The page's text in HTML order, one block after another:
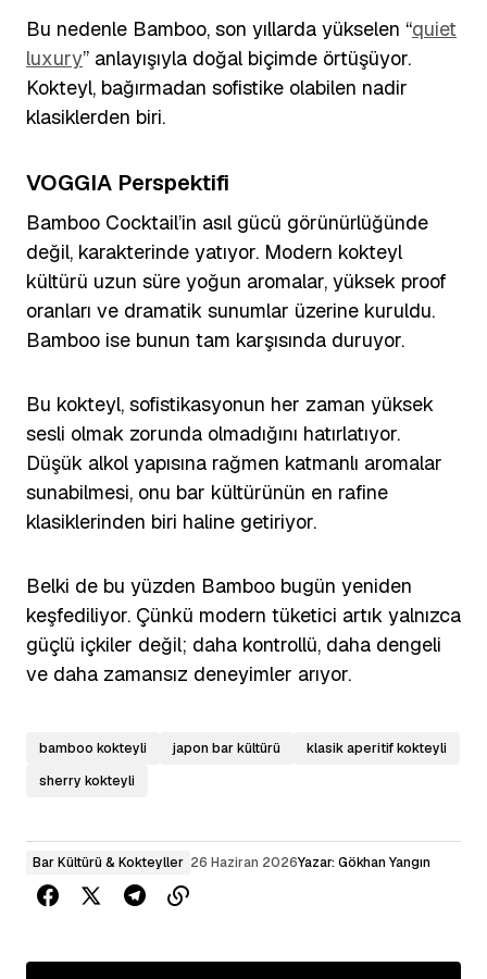
Bu nedenle Bamboo, son yıllarda yükselen “quiet
luxury” anlayışıyla doğal biçimde örtüşüyor.
Kokteyl, bağırmadan sofistike olabilen nadir
klasiklerden biri.
VOGGIA Perspektifi
Bamboo Cocktail’in asıl gücü görünürlüğünde
değil, karakterinde yatıyor. Modern kokteyl
kültürü uzun süre yoğun aromalar, yüksek proof
oranları ve dramatik sunumlar üzerine kuruldu.
Bamboo ise bunun tam karşısında duruyor.
Bu kokteyl, sofistikasyonun her zaman yüksek
sesli olmak zorunda olmadığını hatırlatıyor.
Düşük alkol yapısına rağmen katmanlı aromalar
sunabilmesi, onu bar kültürünün en rafine
klasiklerinden biri haline getiriyor.
Belki de bu yüzden Bamboo bugün yeniden
keşfediliyor. Çünkü modern tüketici artık yalnızca
güçlü içkiler değil; daha kontrollü, daha dengeli
ve daha zamansız deneyimler arıyor.
bamboo kokteyli japon bar kültürü
klasik aperitif kokteyli
sherry kokteyli
Bar Kültürü & Kokteyller 26 Haziran 2026Yazar: Gökhan Yangın